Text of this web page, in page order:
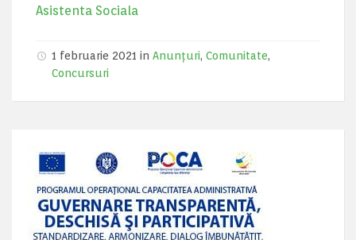
Asistenta Sociala
1 februarie 2021 in Anunțuri, Comunitate,
Concursuri